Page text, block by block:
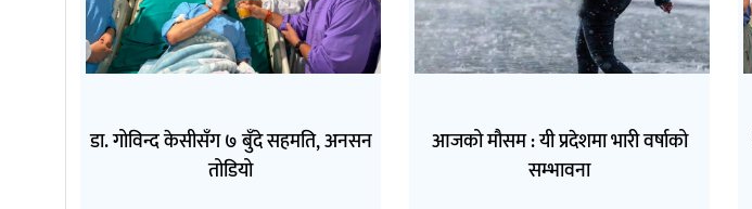
डा. गोविन्द केसीसँग ७ बुँदे सहमति, अनसन
तोडियो
आजको मौसम : यी प्रदेशमा भारी वर्षाको
सम्भावना